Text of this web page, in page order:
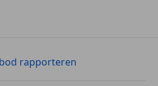
rapporteren